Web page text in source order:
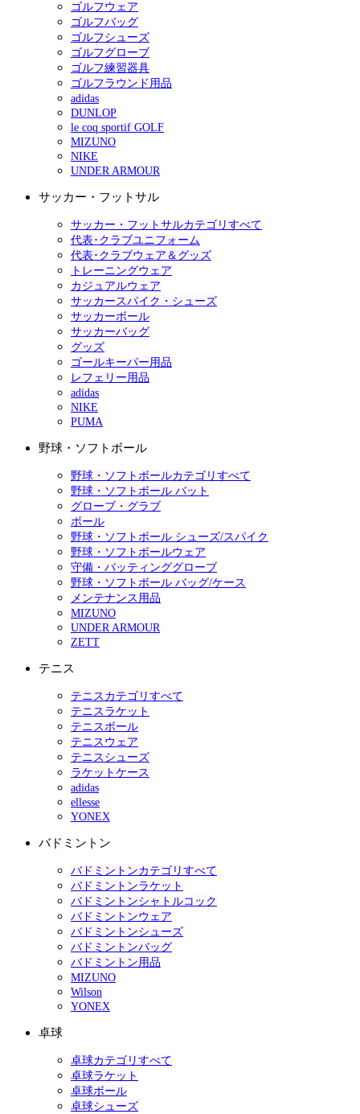
ゴルフウェア
ゴルフバッグ
ゴルフシューズ
ゴルフグローブ
ゴルフ練習器具
ゴルフラウンド用品
adidas
DUNLOP
le coq sportif GOLF
MIZUNO
NIKE
UNDER ARMOUR
サッカー・フットサル
サッカー・フットサルカテゴリすべて
代表･クラブユニフォーム
代表･クラブウェア＆グッズ
トレーニングウェア
カジュアルウェア
サッカースパイク・シューズ
サッカーボール
サッカーバッグ
グッズ
ゴールキーパー用品
レフェリー用品
adidas
NIKE
PUMA
野球・ソフトボール
野球・ソフトボールカテゴリすべて
野球・ソフトボール バット
グローブ・グラブ
ボール
野球・ソフトボール シューズ/スパイク
野球・ソフトボールウェア
守備・バッティンググローブ
野球・ソフトボール バッグ/ケース
メンテナンス用品
MIZUNO
UNDER ARMOUR
ZETT
テニス
テニスカテゴリすべて
テニスラケット
テニスボール
テニスウェア
テニスシューズ
ラケットケース
adidas
ellesse
YONEX
バドミントン
バドミントンカテゴリすべて
バドミントンラケット
バドミントンシャトルコック
バドミントンウェア
バドミントンシューズ
バドミントンバッグ
バドミントン用品
MIZUNO
Wilson
YONEX
卓球
卓球カテゴリすべて
卓球ラケット
卓球ボール
卓球シューズ